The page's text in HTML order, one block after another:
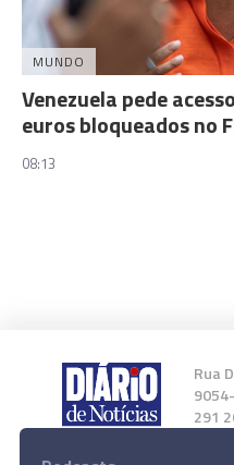
MUNDO
Venezuela pede
euros bloqueados no
08:13
Rua
291